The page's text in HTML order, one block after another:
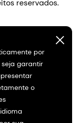
por
seja garantir
o
reservados.